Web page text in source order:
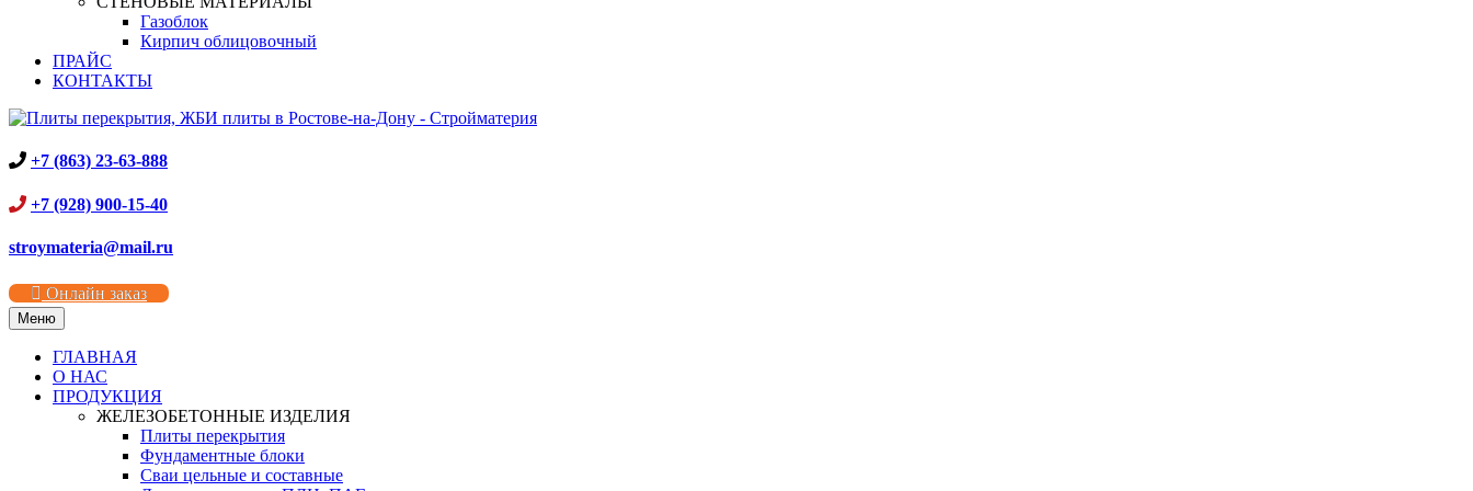
Газоблок
Кирпич облицовочный
ПРАЙС
КОНТАКТЫ
+7 (863) 23-63-888
+7 (928) 900-15-40
stroymateria@mail.ru
Онлайн заказ
Меню
ГЛАВНАЯ
О НАС
ПРОДУКЦИЯ
ЖЕЛЕЗОБЕТОННЫЕ ИЗДЕЛИЯ
Плиты перекрытия
Фундаментные блоки
Сваи цельные и составные